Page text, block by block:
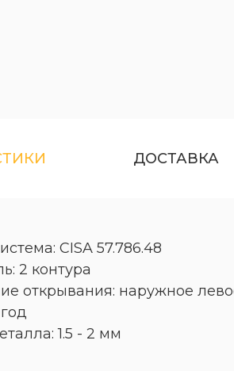
ДОСТАВКА
CISA 57.786.48
2 контура
открывания: наружное
1.5 - 2 мм